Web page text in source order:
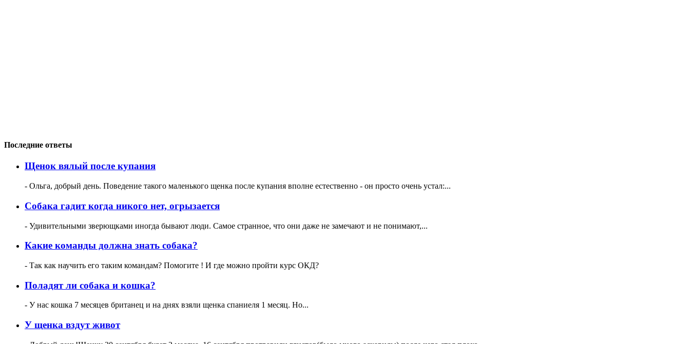
Последние ответы
Щенок вялый после купания
- Ольга, добрый день. Поведение такого маленького щенка после купания вполне естественно - он просто очень устал:...
Собака гадит когда никого нет, огрызается
- Удивительными зверющками иногда бывают люди. Самое странное, что они даже не замечают и не понимают,...
Какие команды должна знать собака?
- Так как научить его таким командам? Помогите ! И где можно пройти курс ОКД?
Поладят ли собака и кошка?
- У нас кошка 7 месяцев британец и на днях взяли щенка спаниеля 1 месяц. Но...
У щенка вздут живот